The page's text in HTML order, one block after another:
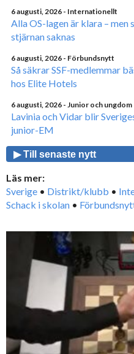
6 augusti, 2026 - Internationellt
Alla OS-lagen är klara – men
stjärnan saknas
6 augusti, 2026 - Förbundsnytt
Så säkrar SSF-medlemmar
hos Elite Hotels
6 augusti, 2026 - Junior och ungdom
Lavinia och Vidar blir
junior-EM
▶ Till senaste nytt
Läs mer:
Sverige • Distrikt/klubb •
Schack i skolan •